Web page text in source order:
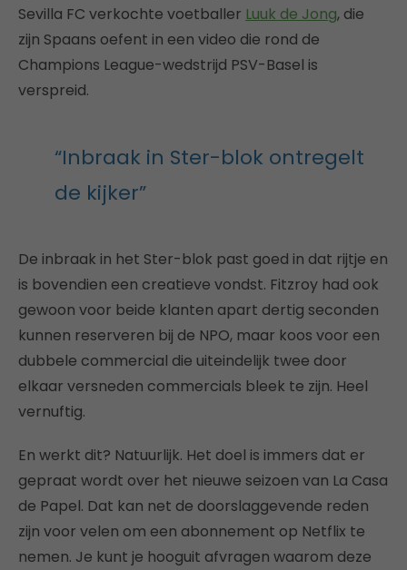
Sevilla FC verkochte voetballer Luuk de Jong, die
zijn Spaans oefent in een video die rond de
Champions League-wedstrijd PSV-Basel is
verspreid.
“Inbraak in Ster-blok ontregelt
de kijker”
De inbraak in het Ster-blok past goed in dat rijtje en
is bovendien een creatieve vondst. Fitzroy had ook
gewoon voor beide klanten apart dertig seconden
kunnen reserveren bij de NPO, maar koos voor een
dubbele commercial die uiteindelijk twee door
elkaar versneden commercials bleek te zijn. Heel
vernuftig.
En werkt dit? Natuurlijk. Het doel is immers dat er
gepraat wordt over het nieuwe seizoen van La Casa
de Papel. Dat kan net de doorslaggevende reden
zijn voor velen om een abonnement op Netflix te
nemen. Je kunt je hooguit afvragen waarom deze